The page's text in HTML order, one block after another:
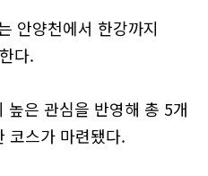
안양천에서 한강까지
다.
은 관심을 반영해 총 5개
스가 마련됐다.